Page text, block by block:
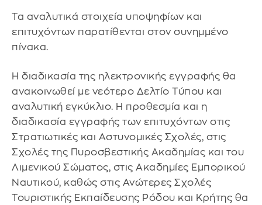
Τα αναλυτικά στοιχεία υποψηφίων και
επιτυχόντων παρατίθενται στον συνημμένο
πίνακα.
Η διαδικασία της ηλεκτρονικής εγγραφής θα
ανακοινωθεί με νεότερο Δελτίο Τύπου και
αναλυτική εγκύκλιο. Η προθεσμία και η
διαδικασία εγγραφής των επιτυχόντων στις
Στρατιωτικές και Αστυνομικές Σχολές, στις
Σχολές της Πυροσβεστικής Ακαδημίας και του
Λιμενικού Σώματος, στις Ακαδημίες Εμπορικού
Ναυτικού, καθώς στις Ανώτερες Σχολές
Τουριστικής Εκπαίδευσης Ρόδου και Κρήτης θα